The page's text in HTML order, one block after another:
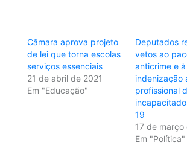
Câmara aprova projeto
de lei que torna escolas
serviços essenciais
21 de abril de 2021
Em "Educação"
Deputados
vetos ao
anticrime e à
indenização
profissional
19
17 de março
Em "Política"